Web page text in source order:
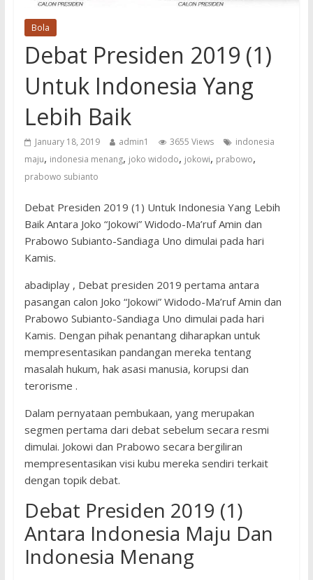
Bola
Debat Presiden 2019 (1)
Untuk Indonesia Yang
Lebih Baik
January 18, 2019 admin1 3655 Views
indonesia
maju, indonesia menang, joko widodo, jokowi, prabowo,
prabowo subianto
Debat Presiden 2019 (1) Untuk Indonesia Yang Lebih
Baik Antara Joko “Jokowi” Widodo-Ma’ruf Amin dan
Prabowo Subianto-Sandiaga Uno dimulai pada hari
Kamis.
abadiplay , Debat presiden 2019 pertama antara
pasangan calon Joko “Jokowi” Widodo-Ma’ruf Amin dan
Prabowo Subianto-Sandiaga Uno dimulai pada hari
Kamis. Dengan pihak penantang diharapkan untuk
mempresentasikan pandangan mereka tentang
masalah hukum, hak asasi manusia, korupsi dan
terorisme .
Dalam pernyataan pembukaan, yang merupakan
segmen pertama dari debat sebelum secara resmi
dimulai. Jokowi dan Prabowo secara bergiliran
mempresentasikan visi kubu mereka sendiri terkait
dengan topik debat.
Debat Presiden 2019 (1)
Antara Indonesia Maju Dan
Indonesia Menang